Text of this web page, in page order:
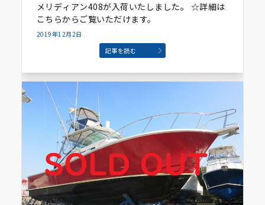
メリディアン408が入荷いたしました。 ☆詳細は
こちらからご覧いただけます。
2019年12月2日
記事を読む